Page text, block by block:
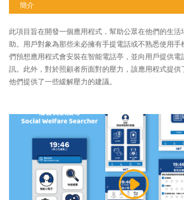
簡介
此項目旨在開發一個應用程式，幫助公眾在他們的生
助。用戶對象為那些未必擁有手提電話或不熟悉使用
們預想應用程式會安裝在智能電話亭，並向用戶提供電
訊。此外，對於照顧者所面對的壓力，該應用程式提供
他們提供了一些緩解壓力的建議。